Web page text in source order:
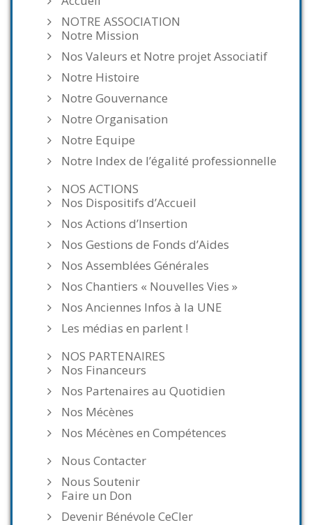
NOTRE ASSOCIATION
Notre Mission
Nos Valeurs et Notre projet Associatif
Notre Histoire
Notre Gouvernance
Notre Organisation
Notre Equipe
Notre Index de l’égalité professionnelle
NOS ACTIONS
Nos Dispositifs d’Accueil
Nos Actions d’Insertion
Nos Gestions de Fonds d’Aides
Nos Assemblées Générales
Nos Chantiers « Nouvelles Vies »
Nos Anciennes Infos à la UNE
Les médias en parlent !
NOS PARTENAIRES
Nos Financeurs
Nos Partenaires au Quotidien
Nos Mécènes
Nos Mécènes en Compétences
Nous Contacter
Nous Soutenir
Faire un Don
Devenir Bénévole CeCler